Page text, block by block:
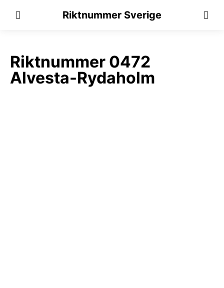
Riktnummer Sverige
Riktnummer 0472
Alvesta-Rydaholm